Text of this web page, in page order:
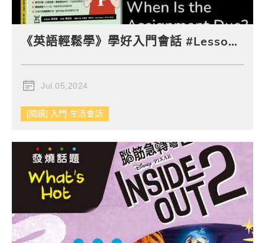
[閱讀] 入門·生活會話
《英語輕鬆學》學好入門會話 #Lesson 41：When Is the Assignment Due? 作業什麼時候要交呢？
Jul.05,2024